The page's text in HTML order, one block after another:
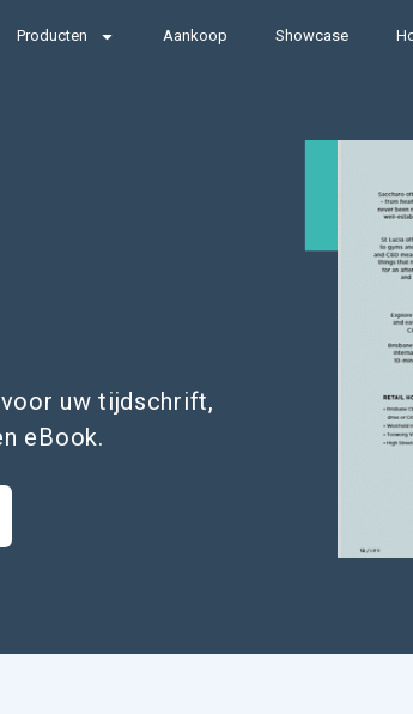
Producten Aankoop Showcase
uw tijdschrift,
eBook.